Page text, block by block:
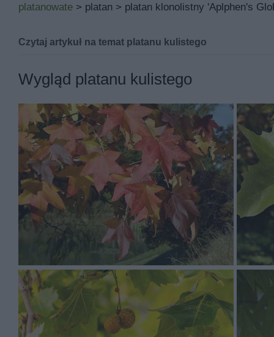
platanowate > platan > platan klonolistny 'Aplphen's
Czytaj artykuł na temat platanu kulistego
Platan klonolistny 'Aplphen's Globe' znana pod
Jej miejsce pochodzenia to Holandia, a w polskich
ogród śródziemnomorski.
Podstawowymi walorami platanu kulistego są
przebarwienie liści. Platan kulisty jest niejadalna.
Platan kulisty rośnie rocznie od 20 do 30 cm i po 20
Platan kulisty ma kwiaty w kolorach takich jak żółty i
Platan kulisty to roślina, którą sadzimy w marcu ,
a sama uprawa jest łatwa. Idealny odczyn gleby to
Najczęściej spotykane choroby dotykające tą roślinę
potrzebuje cyklicznego przycinania.
Wygląd platanu kulistego